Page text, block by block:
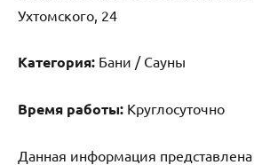
Ухтомского, 24
Категория: Бани / Сауны
Время работы: Круглосуточно
Данная информация